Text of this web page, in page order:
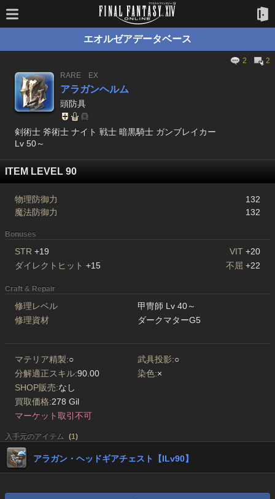
エオルゼアデータベース
2
2
RARE
EX
アラガンヘルム
頭防具
剣術士 斧術士 ナイト 戦士 暗黒騎士 ガンブレイカー
Lv 50～
ITEM LEVEL 90
物理防御力
132
魔法防御力
132
Bonuses
STR +19 VIT +20
ダイレクトヒット +15 不屈 +22
Craft & Repair
修理レベル
甲冑師 Lv 40～
修理資材
ダークマターG5
マテリア精製:○ 武具投影:○
分解適正スキル:90.00 染色:×
SHOP販売:なし
買取価格:278 Gil
マーケット取引不可
入手元のアイテム (1)
アラガン・ヘッドギアチェスト【ILv90】